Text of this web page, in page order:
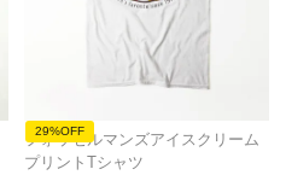
29%OFF
フォッセルマンズアイスクリーム
プリントTシャツ